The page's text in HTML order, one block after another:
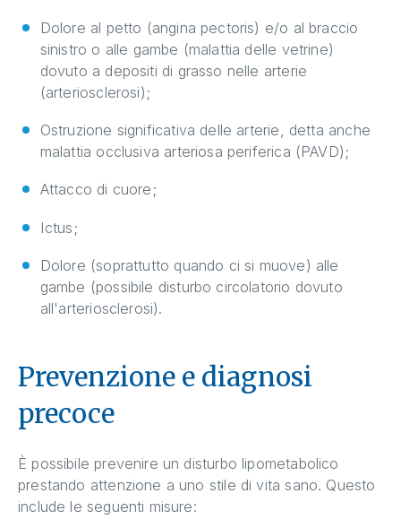
Dolore al petto (angina pectoris) e/o al braccio
sinistro o alle gambe (malattia delle vetrine)
dovuto a depositi di grasso nelle arterie
(arteriosclerosi);
Ostruzione significativa delle arterie, detta anche
malattia occlusiva arteriosa periferica (PAVD);
Attacco di cuore;
Ictus;
Dolore (soprattutto quando ci si muove) alle
gambe (possibile disturbo circolatorio dovuto
all'arteriosclerosi).
Prevenzione e diagnosi
precoce
È possibile prevenire un disturbo lipometabolico
prestando attenzione a uno stile di vita sano. Questo
include le seguenti misure: